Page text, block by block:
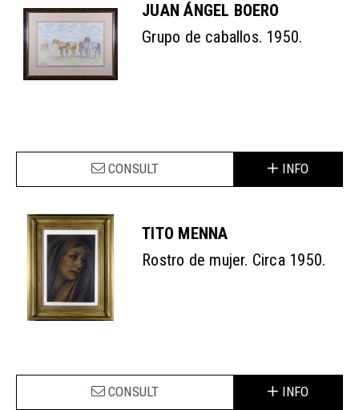
JUAN ÁNGEL BOERO
Grupo de caballos. 1950.
CONSULT INFO
TITO MENNA
Rostro de mujer. Circa 1950.
CONSULT INFO